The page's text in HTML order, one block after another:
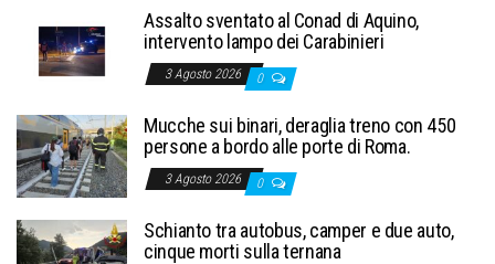
Assalto sventato al Conad di Aquino,
intervento lampo dei Carabinieri
3 Agosto 2026 0
Mucche sui binari, deraglia treno con 450
persone a bordo alle porte di Roma.
3 Agosto 2026 0
Schianto tra autobus, camper e due auto,
cinque morti sulla ternana